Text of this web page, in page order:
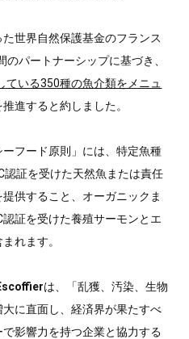
世界自然保護基金のフランス
のパートナーシップに基づき、
ている350種の魚介類をメニュ
進すると約しました。
フード原則」には、特定魚種
証を受けた天然魚または責任
供すること、オーガニックま
証を受けた養殖サーモンとエ
れます。
は、「乱獲、汚染、生物
に直面し、経済界が果たすべ
影響力を持つ企業と協力する